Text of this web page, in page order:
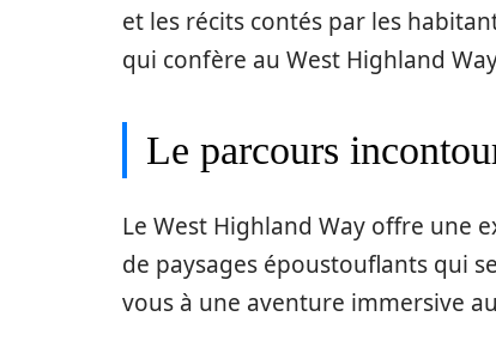
et les récits contés par les
qui confère au West Highland
Le parcours
Le West Highland Way offre une
de paysages époustouflants qui
vous à une aventure immersive